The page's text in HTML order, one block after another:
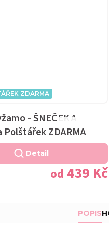
ZDARMA
- ŠNEČEK A
Polštářek ZDARMA
Průměrné
je
5,0
hvězdiček.
od 439 Kč
Detail
POPIS